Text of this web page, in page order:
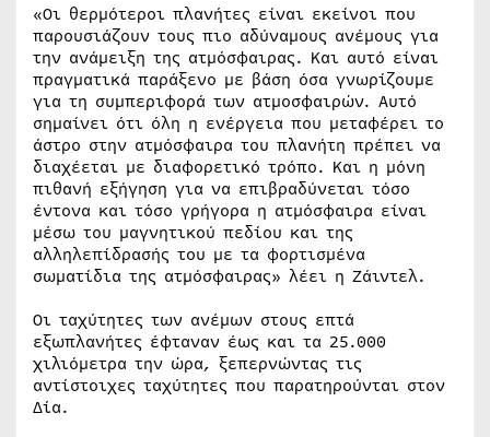
«Οι θερμότεροι πλανήτες είναι εκείνοι που
παρουσιάζουν τους πιο αδύναμους ανέμους για
την ανάμειξη της ατμόσφαιρας. Και αυτό είναι
πραγματικά παράξενο με βάση όσα γνωρίζουμε
για τη συμπεριφορά των ατμοσφαιρών. Αυτό
σημαίνει ότι όλη η ενέργεια που μεταφέρει το
άστρο στην ατμόσφαιρα του πλανήτη πρέπει να
διαχέεται με διαφορετικό τρόπο. Και η μόνη
πιθανή εξήγηση για να επιβραδύνεται τόσο
έντονα και τόσο γρήγορα η ατμόσφαιρα είναι
μέσω του μαγνητικού πεδίου και της
αλληλεπίδρασής του με τα φορτισμένα
σωματίδια της ατμόσφαιρας» λέει η Ζάιντελ.
Οι ταχύτητες των ανέμων στους επτά
εξωπλανήτες έφταναν έως και τα 25.000
χιλιόμετρα την ώρα, ξεπερνώντας τις
αντίστοιχες ταχύτητες που παρατηρούνται στον
Δία.